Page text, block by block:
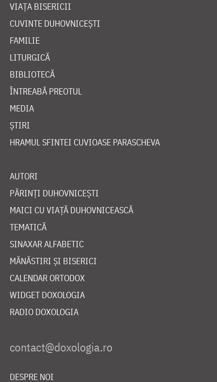
VIAȚA BISERICII
CUVINTE DUHOVNICEȘTI
FAMILIE
LITURGICĂ
BIBLIOTECĂ
ÎNTREABĂ PREOTUL
MEDIA
ȘTIRI
HRAMUL SFINTEI CUVIOASE PARASCHEVA
AUTORI
PĂRINȚI DUHOVNICEȘTI
MAICI CU VIAȚĂ DUHOVNICEASCĂ
TEMATICĂ
SINAXAR ALFABETIC
MĂNĂSTIRI ȘI BISERICI
CALENDAR ORTODOX
WIDGET DOXOLOGIA
RADIO DOXOLOGIA
DESPRE NOI